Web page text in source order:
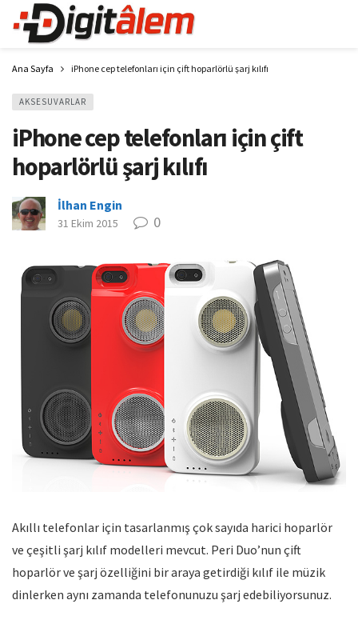
Ana Sayfa iPhone cep telefonları için çift hoparlörlü şarj kılıfı
AKSESUVARLAR
iPhone cep telefonları için çift
hoparlörlü şarj kılıfı
İlhan Engin
31 Ekim 2015 0
Akıllı telefonlar için tasarlanmış çok sayıda harici hoparlör
ve çeşitli şarj kılıf modelleri mevcut. Peri Duo’nun çift
hoparlör ve şarj özelliğini bir araya getirdiği kılıf ile müzik
dinlerken aynı zamanda telefonunuzu şarj edebiliyorsunuz.